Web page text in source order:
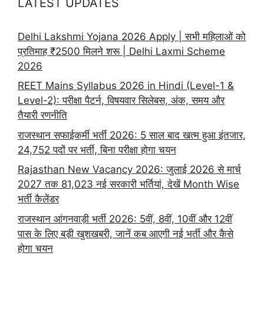
Delhi Lakshmi Yojana 2026 Apply | सभी महिलाओं को
प्रतिमाह ₹2500 मिलने शरू | Delhi Laxmi Scheme
2026
REET Mains Syllabus 2026 in Hindi (Level-1 &
Level-2): परीक्षा पैटर्न, विषयवार सिलेबस, अंक, समय और
तैयारी रणनीति
राजस्थान सफाईकर्मी भर्ती 2026: 5 साल बाद खत्म हुआ इंतजार,
24,752 पदों पर भर्ती, बिना परीक्षा होगा चयन
Rajasthan New Vacancy 2026: जुलाई 2026 से मार्च
2027 तक 81,023 नई सरकारी भर्तियां, देखें Month Wise
भर्ती कैलेंडर
राजस्थान आंगनवाड़ी भर्ती 2026: 5वीं, 8वीं, 10वीं और 12वीं
पास के लिए बड़ी खुशखबरी, जानें कब आएगी नई भर्ती और कैसे
होगा चयन